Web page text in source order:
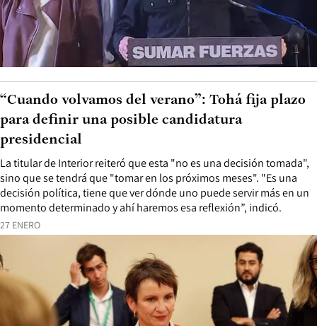
27 ENERO
La titular de Interior reiteró que esta "no es una decisión tomada",
sino que se tendrá que "tomar en los próximos meses". "Es una
decisión política, tiene que ver dónde uno puede servir más en un
momento determinado y ahí haremos esa reflexión”, indicó.
“Cuando volvamos del verano”: Tohá fija plazo
para definir una posible candidatura
presidencial